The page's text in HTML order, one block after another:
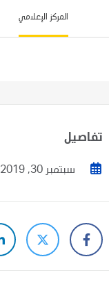
المركز الإعلامي
تفاصيل
سبتمبر 30, 2019